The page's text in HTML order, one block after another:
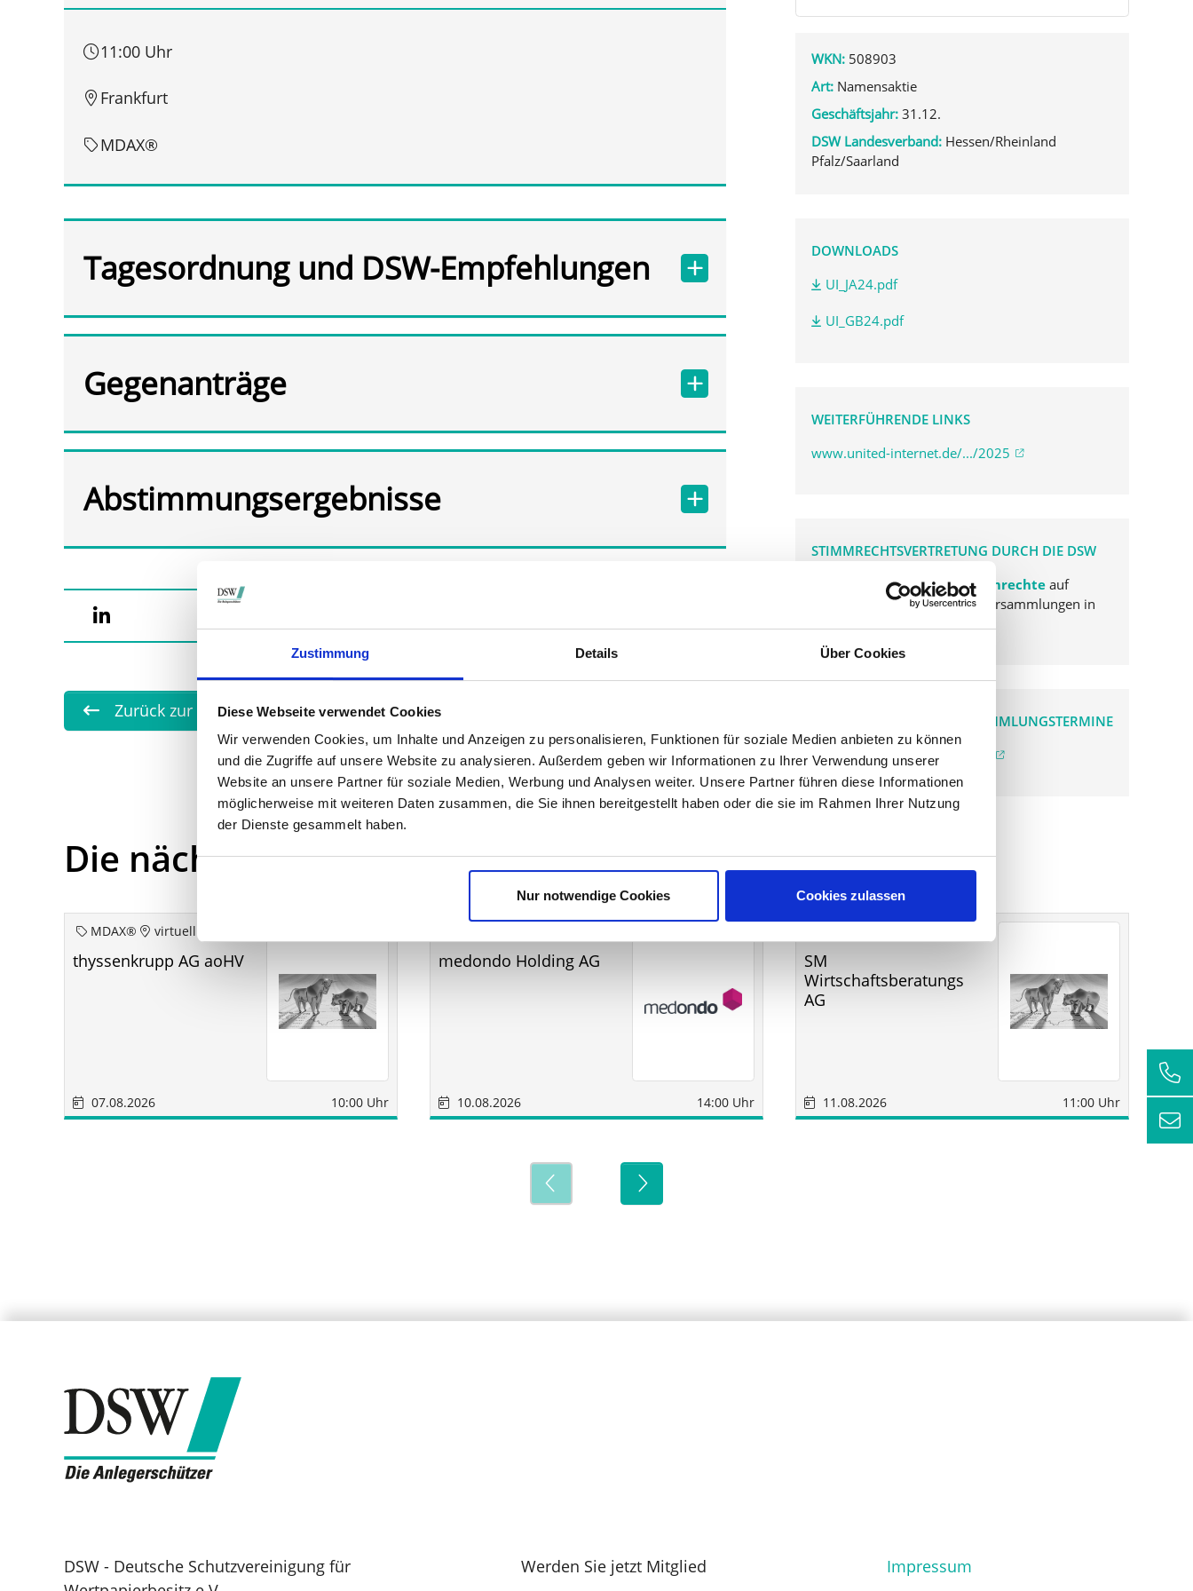
Zustimmung Details Über Cookies
Diese Webseite verwendet Cookies
Wir verwenden Cookies, um Inhalte und Anzeigen zu personalisieren, Funktionen für soziale Medien anbieten zu können
und die Zugriffe auf unsere Website zu analysieren. Außerdem geben wir Informationen zu Ihrer Verwendung unserer
Website an unsere Partner für soziale Medien, Werbung und Analysen weiter. Unsere Partner führen diese Informationen
möglicherweise mit weiteren Daten zusammen, die Sie ihnen bereitgestellt haben oder die sie im Rahmen Ihrer Nutzung
der Dienste gesammelt haben.
Nur notwendige Cookies Cookies zulassen
11:00 Uhr
Frankfurt
MDAX®
Tagesordnung und DSW-Empfehlungen
Gegenanträge
Abstimmungsergebnisse
Zurück zur Übersicht
WKN: 508903
Art: Namensaktie
Geschäftsjahr: 31.12.
DSW Landesverband: Hessen/Rheinland
Pfalz/Saarland
DOWNLOADS
UI_JA24.pdf
UI_GB24.pdf
WEITERFÜHRENDE LINKS
www.united-internet.de/.../2025
STIMMRECHTSVERTRETUNG DURCH DIE DSW
Die DSW vertritt Ihre Stimmrechte auf
sämtlichen wichtigen Hauptversammlungen in
VERGANGENE HAUPTVERSAMMLUNGSTERMINE
archiv.hauptversammlung.de
Die nächsten Termine
MDAX® virtuell
thyssenkrupp AG aoHV
07.08.2026 10:00 Uhr
medondo Holding AG
10.08.2026 14:00 Uhr
SM
Wirtschaftsberatungs
AG
11.08.2026 11:00 Uhr
DSW - Deutsche Schutzvereinigung für
Werden Sie jetzt Mitglied Impressum